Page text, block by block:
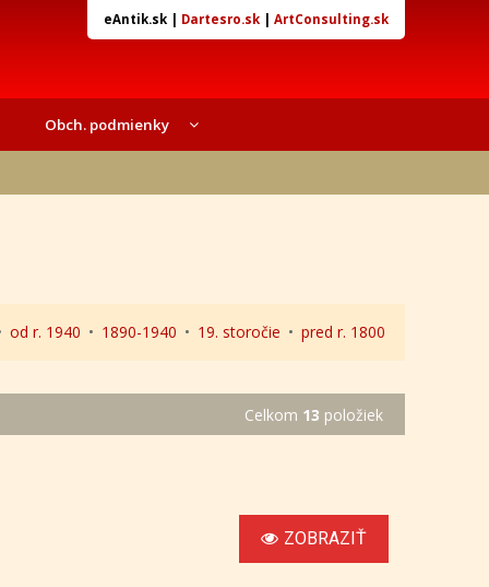
eAntik.sk| Dartesro.sk| ArtConsulting.sk
Obch. podmienky
od r. 1940 • 1890-1940 • 19. storočie • pred r. 1800
Celkom 13 položiek
ZOBRAZIŤ